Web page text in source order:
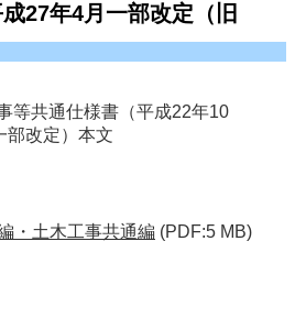
27年4月一部改定（旧
等共通仕様書（平成22年10
部改定）本文
・土木工事共通編 (PDF:5 MB)